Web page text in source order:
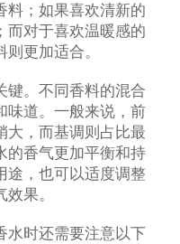
料；如果喜欢清新的
而对于喜欢温暖感的
更加适合。
键。不同香料的混合
味道。一般来说，前
大，而基调则占比最
的香气更加平衡和持
途，也可以适度调整
果。
水时还需要注意以下